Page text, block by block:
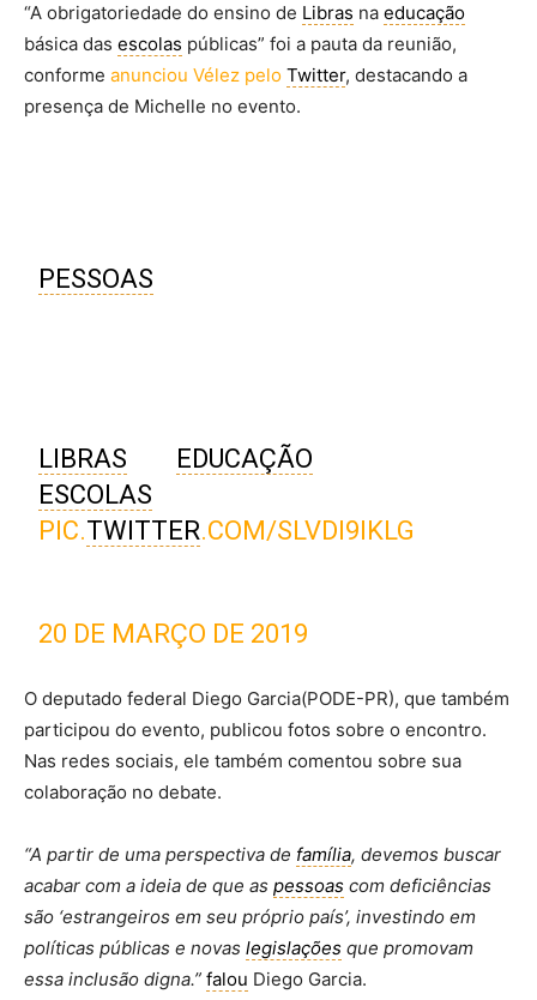
“A obrigatoriedade do ensino de Libras na educação
básica das escolas públicas” foi a pauta da reunião,
conforme anunciou Vélez pelo Twitter, destacando a
presença de Michelle no evento.
PESSOAS
LIBRAS
EDUCAÇÃO
ESCOLAS
PIC.TWITTER.COM/SLVDI9IKLG
20 DE MARÇO DE 2019
O deputado federal Diego Garcia(PODE-PR), que também
participou do evento, publicou fotos sobre o encontro.
Nas redes sociais, ele também comentou sobre sua
colaboração no debate.
“A partir de uma perspectiva de família, devemos buscar
acabar com a ideia de que as pessoas com deficiências
são ‘estrangeiros em seu próprio país’, investindo em
políticas públicas e novas legislações que promovam
essa inclusão digna.” falou Diego Garcia.